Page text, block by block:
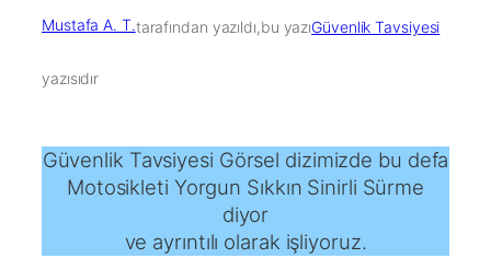
Mustafa A. T.tarafından yazıldı,bu yazıGüvenlik Tavsiyesi
yazısıdır
Güvenlik Tavsiyesi Görsel dizimizde bu defa
Motosikleti Yorgun Sıkkın Sinirli Sürme
diyor
ve ayrıntılı olarak işliyoruz.